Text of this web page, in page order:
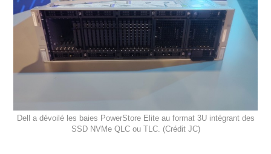
Dell a dévoilé les baies PowerStore Elite au format 3U intégrant des
SSD NVMe QLC ou TLC. (Crédit JC)